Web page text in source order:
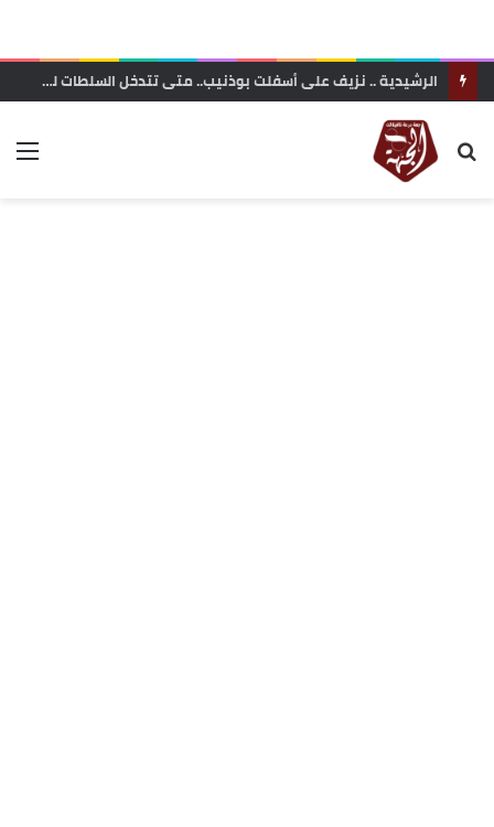
الرشيدية .. نزيف على أسفلت بوذنيب.. متى تتدخل السلطات لوقف حوادث السير ؟